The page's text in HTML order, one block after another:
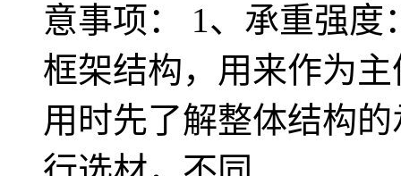
意事项： 1、承重强
框架结构，用来作为
用时先了解整体结构